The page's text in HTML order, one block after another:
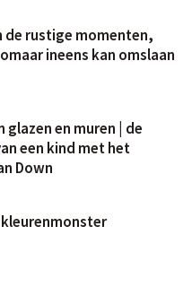
de rustige momenten,
ineens kan omslaan
glazen en muren | de
een kind met het
Down